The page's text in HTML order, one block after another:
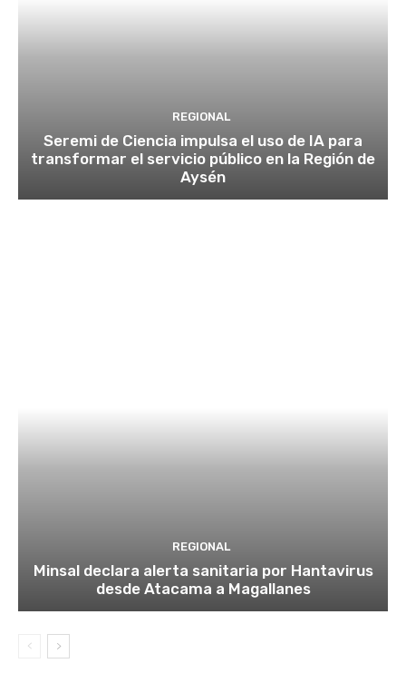
REGIONAL
Seremi de Ciencia impulsa el uso de IA para
transformar el servicio público en la Región de
Aysén
REGIONAL
Minsal declara alerta sanitaria por Hantavirus
desde Atacama a Magallanes